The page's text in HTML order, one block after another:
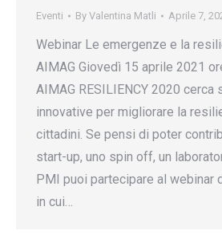
Eventi By Valentina Matli Aprile 7,
Webinar Le emergenze e la
AIMAG Giovedì 15 aprile 2021
AIMAG RESILIENCY 2020 cerca
innovative per migliorare la
cittadini. Se pensi di poter
start-up, uno spin off, un
PMI puoi partecipare al webinar
in cui…